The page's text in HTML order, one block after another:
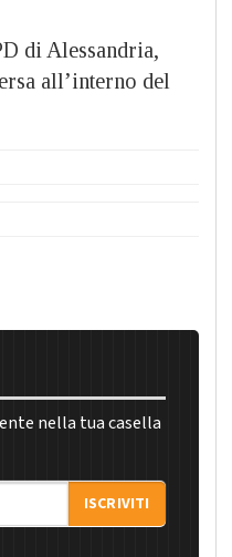
di Alessandria,
all’interno del
nella tua casella
ISCRIVITI